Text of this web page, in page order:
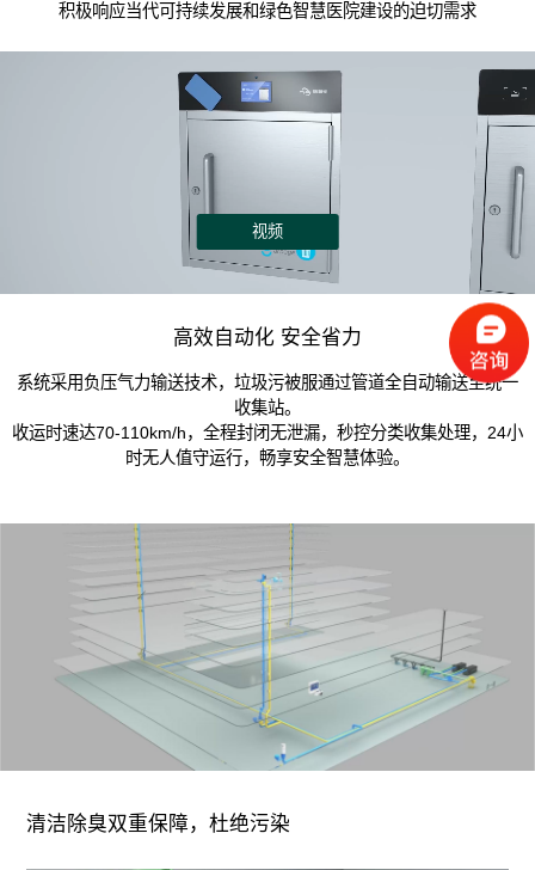
积极响应当代可持续发展和绿色智慧医院建设的迫切需求
视频
高效自动化 安全省力
系统采用负压气力输送技术，垃圾污被服通过管道全自动输送至统一
收集站。
收运时速达70-110km/h，全程封闭无泄漏，秒控分类收集处理，24小
时无人值守运行，畅享安全智慧体验。
清洁除臭双重保障，杜绝污染